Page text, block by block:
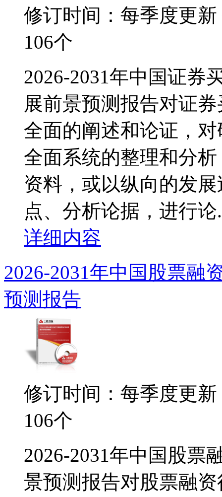
修订时间：每季度更新
106个
2026-2031年中国证券
展前景预测报告对证
全面的阐述和论证，
全面系统的整理和分
资料，或以纵向的发
点、分析论据，进行论
详细内容
2026-2031年中国股票融
预测报告
修订时间：每季度更新
106个
2026-2031年中国股票
景预测报告对股票融